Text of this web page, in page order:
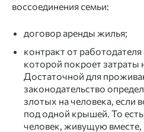
воссоединения семьи:
договор аренды жилья;
контракт от
которой покроет затраты
Достаточной для
законодательство
злотых на человека, если
под одной крышей. То
человек, живущую вместе,